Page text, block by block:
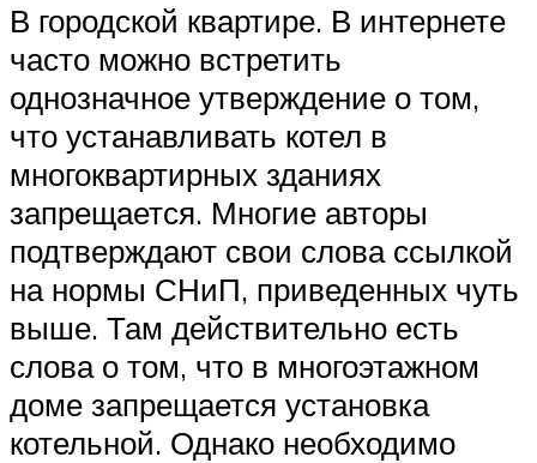
В городской квартире. В интернете
часто можно встретить
однозначное утверждение о том,
что устанавливать котел в
многоквартирных зданиях
запрещается. Многие авторы
подтверждают свои слова ссылкой
на нормы СНиП, приведенных чуть
выше. Там действительно есть
слова о том, что в многоэтажном
доме запрещается установка
котельной. Однако необходимо